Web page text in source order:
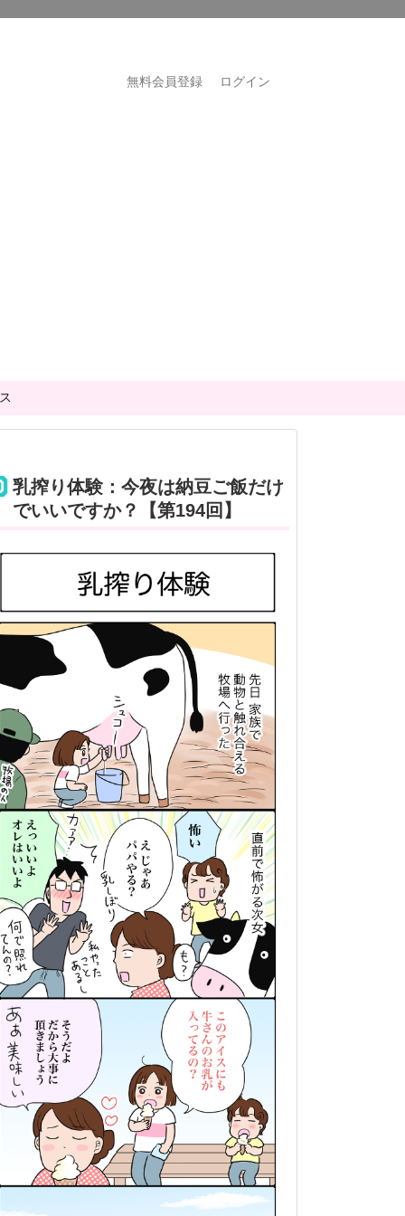
無料会員登録 ログイン
乳搾り体験：今夜は納豆ご飯だけ
でいいですか？【第194回】